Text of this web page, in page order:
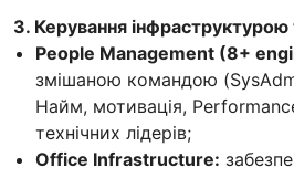
3. Керування
People Management (8+
змішаною командою
Найм, мотивація,
технічних лідерів;
Office Infrastructure: